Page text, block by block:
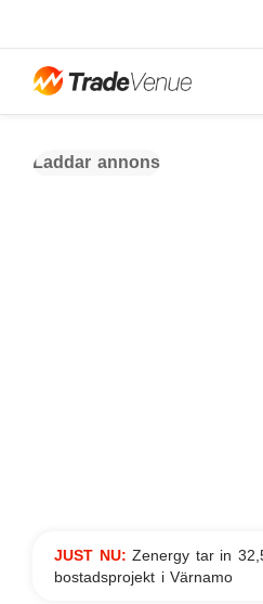
Laddar annons
JUST NU:Zenergy tar in
bostadsprojekt i Värnamo